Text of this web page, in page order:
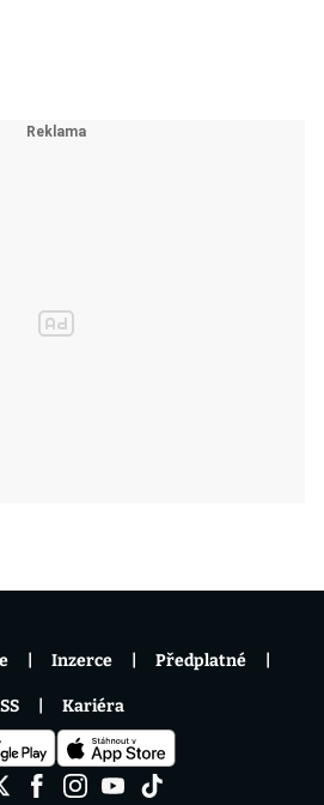
Inzerce Předplatné
Kariéra